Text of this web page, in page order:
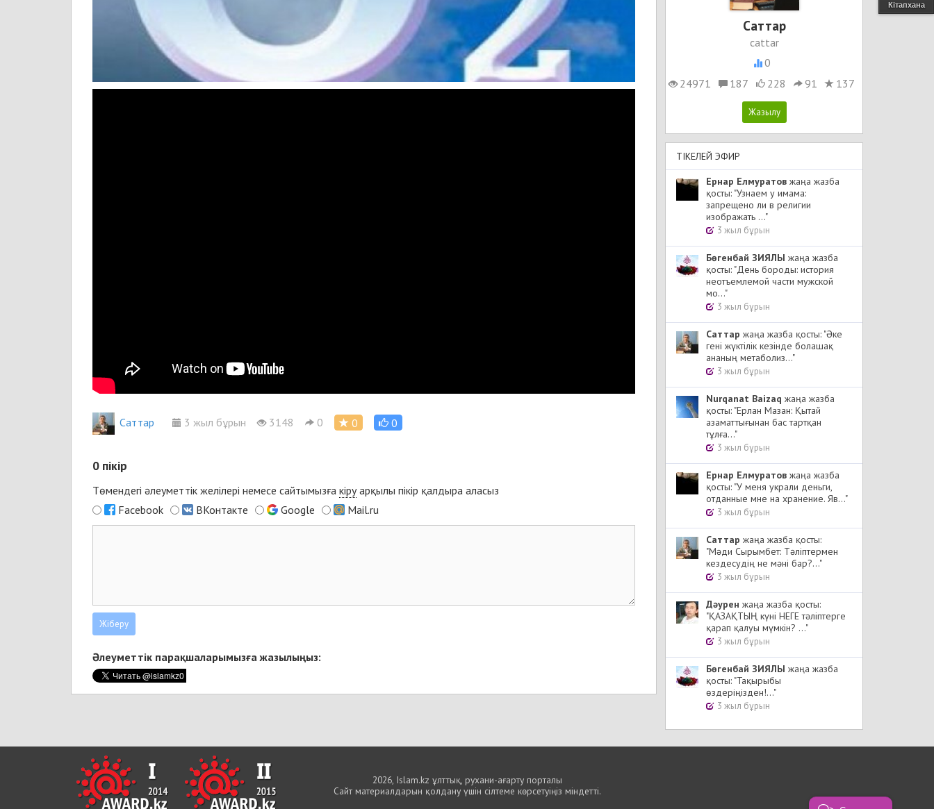
Кітапхана
Cаттар 3 жыл бұрын 3148 0 0 0
0 пікір
Төмендегі әлеуметтік желілері немесе сайтымызға кіруарқылы пікір қалдыра аласыз
Facebook
ВКонтакте Google Mail.ru
Әлеуметтік парақшаларымызға жазылыңыз:
Cаттар
cattar
0
24971
187 228 91 137
ТІКЕЛЕЙ ЭФИР
Ернар Елмуратов жаңа жазба
қосты: "Узнаем у имама:
запрещено ли в религии
изображать ..."
3 жыл бұрын
Бөгенбай ЗИЯЛЫ жаңа жазба
қосты: "День бороды: история
неотъемлемой части мужской
мо..."
3 жыл бұрын
Cаттар жаңа жазба қосты: "Әке
гені жүктілік кезінде болашақ
ананың метаболиз..."
3 жыл бұрын
Nurqanat Baizaq жаңа жазба
қосты: "Ерлан Мазан: Қытай
азаматтығынан бас тартқан
тұлға..."
3 жыл бұрын
Ернар Елмуратов жаңа жазба
қосты: "У меня украли деньги,
отданные мне на хранение. Яв..."
3 жыл бұрын
Cаттар жаңа жазба қосты:
"Мәди Сырымбет: Тәліптермен
кездесудің не мәні бар?..."
3 жыл бұрын
Дәурен жаңа жазба қосты:
"ҚАЗАҚТЫҢ күні НЕГЕ тәліптерге
қарап қалуы мүмкін? ..."
3 жыл бұрын
Бөгенбай ЗИЯЛЫ жаңа жазба
қосты: "Тақырыбы
өздеріңізден!..."
3 жыл бұрын
2026, Islam.kz ұлттық, рухани-ағарту порталы
Сайт материалдарын қолдану үшін сілтеме көрсетуіңіз міндетті.